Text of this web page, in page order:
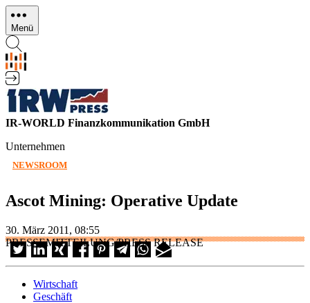
Direkt
zum
Inhalt
Menü
IR-WORLD Finanzkommunikation GmbH
Unternehmen
NEWSROOM
Ascot Mining: Operative Update
30. März 2011, 08:55
PRESSEMITTEILUNG/PRESS RELEASE
Wirtschaft
Geschäft